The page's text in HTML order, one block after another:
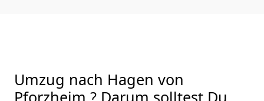
Umzug nach Hagen von
Pforzheim ? Darum solltest Du